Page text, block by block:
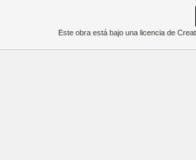
Este obra está bajo unalicencia de